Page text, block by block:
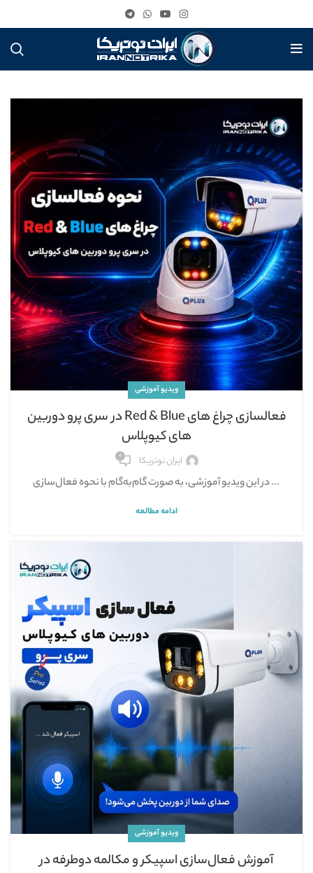
ویدیو آموزشی
فعالسازی چراغ های Red & Blue در سری پرو دوربین
های کیوپلاس
ایران نوتریکا ۰
ادامه مطالعه
ویدیو آموزشی
آموزش فعال‌سازی اسپیکر و مکالمه دوطرفه در